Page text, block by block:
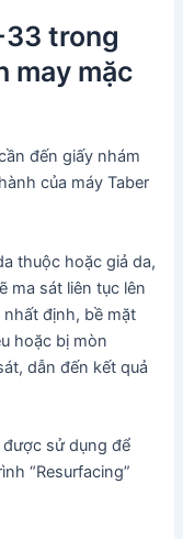
33 trong
may mặc
đến giấy nhám
của máy Taber
thuộc hoặc giả da,
ma sát liên tục lên
nhất định, bề mặt
hoặc bị mòn
dẫn đến kết quả
được sử dụng để
“Resurfacing”